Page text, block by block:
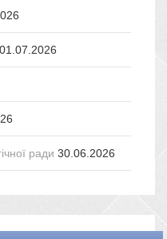
01.07.2026
ради 30.06.2026